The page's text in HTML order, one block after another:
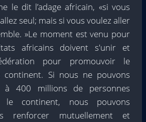
le dit l’adage africain, «si vous
seul; mais si vous voulez aller
»Le moment est venu pour
africains doivent s'unir et
pour promouvoir le
Si nous ne pouvons
400 millions de personnes
le continent, nous pouvons
renforcer mutuellement et